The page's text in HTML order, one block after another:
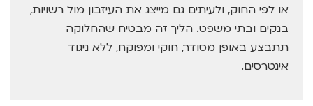
או לפי החוק, ולעיתים גם מייצג את העיזבון מול רשויות,
בנקים ובתי משפט. הליך זה מבטיח שהחלוקה
תתבצע באופן מסודר, חוקי ומפוקח, ללא ניגוד
אינטרסים.